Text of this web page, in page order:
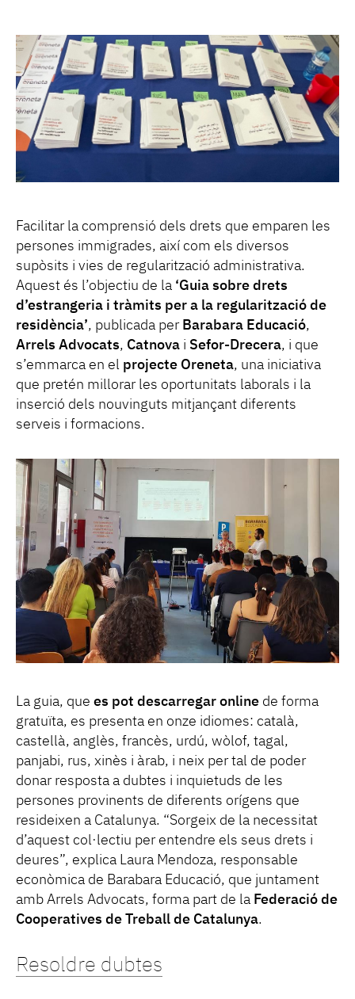
Facilitar la comprensió dels drets que emparen les
persones immigrades, així com els diversos
supòsits i vies de regularització administrativa.
Aquest és l’objectiu de la ‘Guia sobre drets
d’estrangeria i tràmits per a la regularització de
residència’, publicada per Barabara Educació,
Arrels Advocats, Catnova i Sefor-Drecera, i que
s’emmarca en el projecte Oreneta, una iniciativa
que pretén millorar les oportunitats laborals i la
inserció dels nouvinguts mitjançant diferents
serveis i formacions.
La guia, que es pot descarregar online de forma
gratuïta, es presenta en onze idiomes: català,
castellà, anglès, francès, urdú, wòlof, tagal,
panjabi, rus, xinès i àrab, i neix per tal de poder
donar resposta a dubtes i inquietuds de les
persones provinents de diferents orígens que
resideixen a Catalunya. “Sorgeix de la necessitat
d’aquest col·lectiu per entendre els seus drets i
deures”, explica Laura Mendoza, responsable
econòmica de Barabara Educació, que juntament
amb Arrels Advocats, forma part de la Federació de
Cooperatives de Treball de Catalunya.
Resoldre dubtes